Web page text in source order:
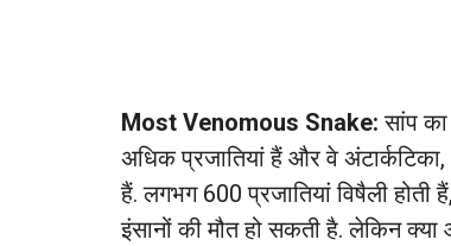
Most Venomous Snake: सांप
अधिक प्रजातियां हैं और वे
हैं. लगभग 600 प्रजातियां विषैली
इंसानों की मौत हो सकती है. लेकिन